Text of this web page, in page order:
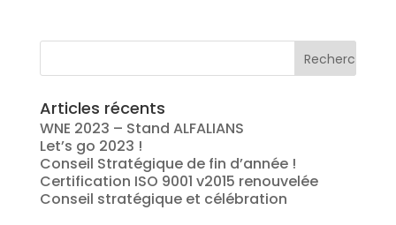
Articles récents
WNE 2023 – Stand ALFALIANS
Let’s go 2023 !
Conseil Stratégique de fin d’année !
Certification ISO 9001 v2015 renouvelée
Conseil stratégique et célébration